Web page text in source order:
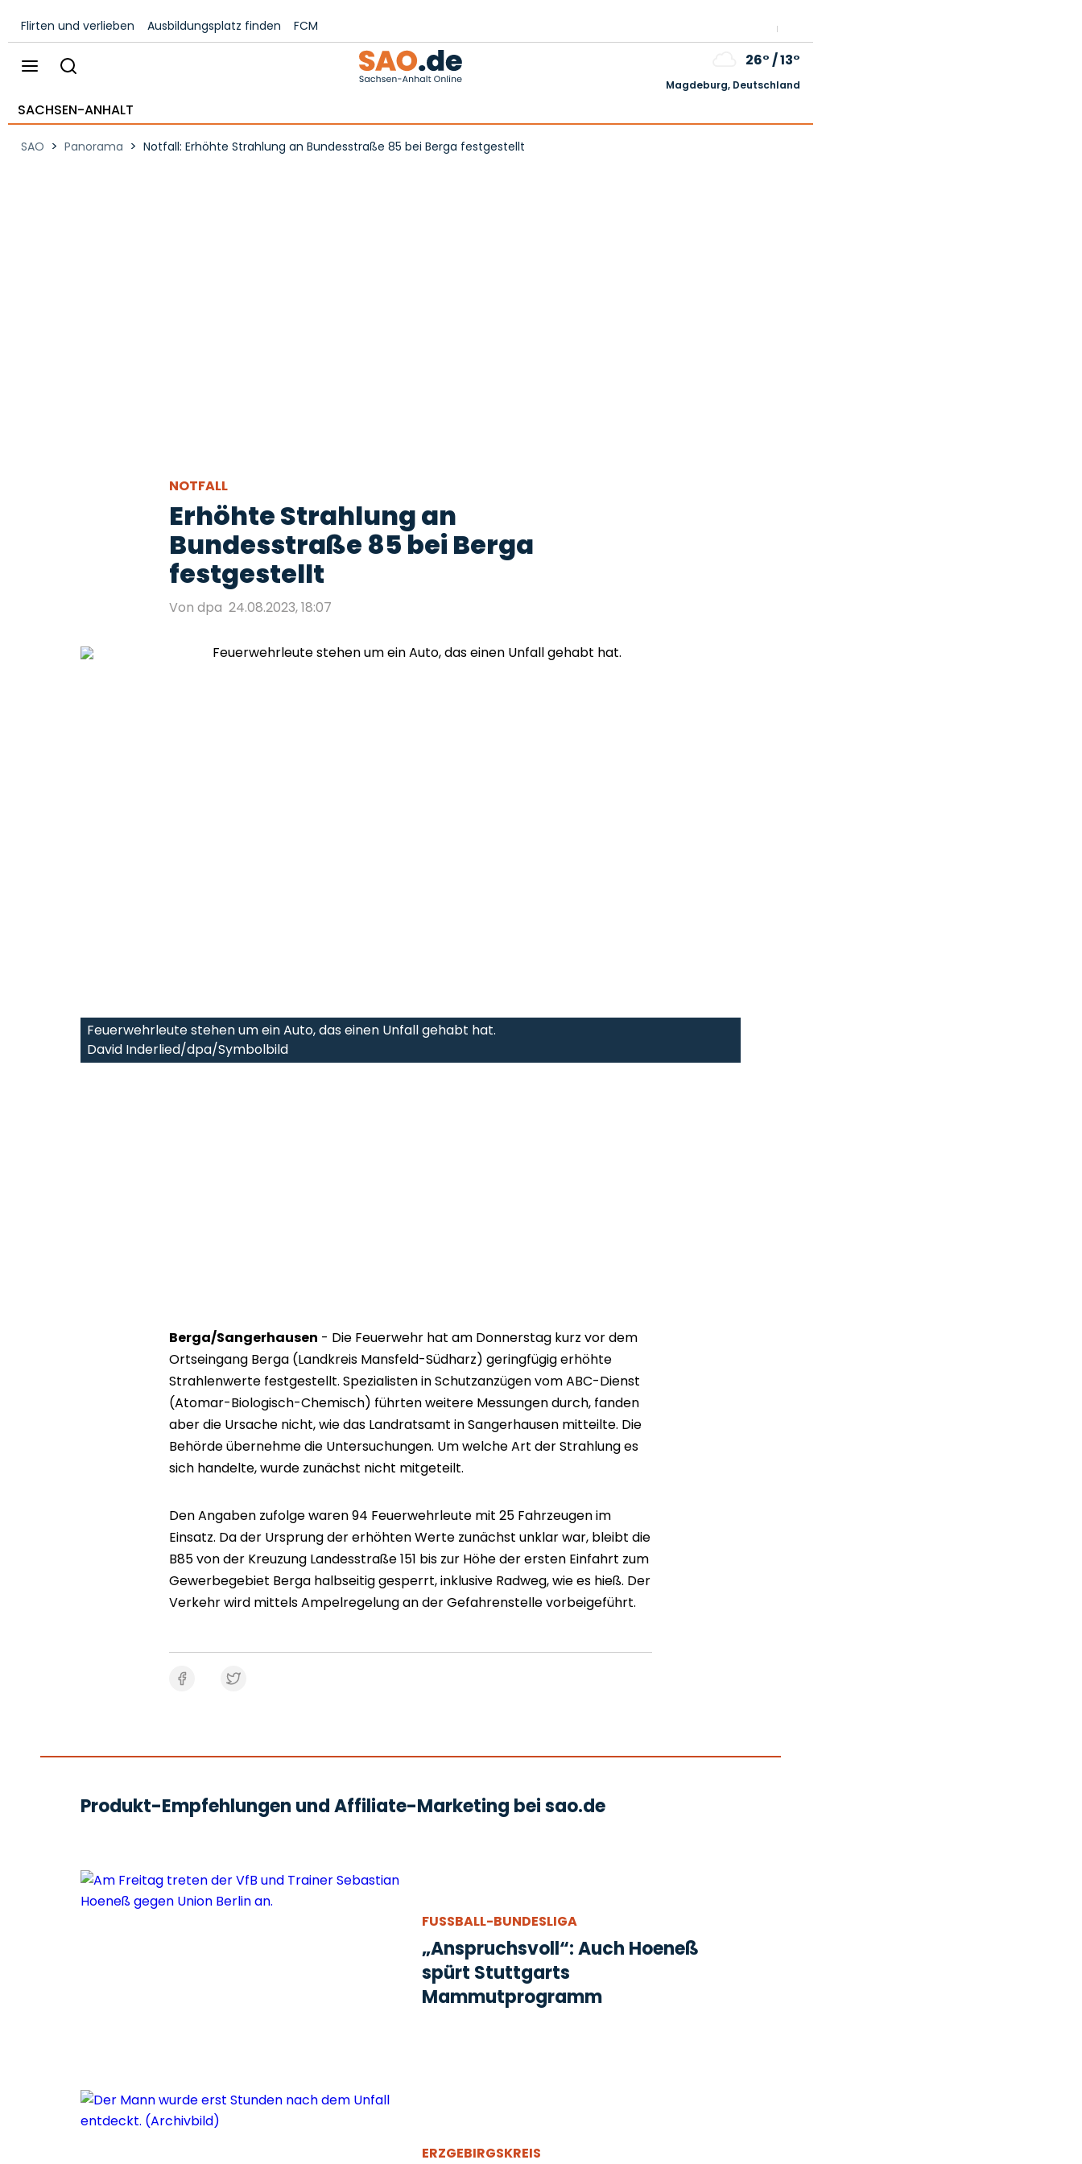
Flirten und verlieben Ausbildungsplatz finden FCM
26°/13°
Magdeburg, Deutschland
SACHSEN-ANHALT
SAO > Panorama > Notfall: Erhöhte Strahlung an Bundesstraße 85 bei Berga festgestellt
NOTFALL
Erhöhte Strahlung an
Bundesstraße 85 bei Berga
festgestellt
Von dpa 24.08.2023, 18:07
Feuerwehrleute stehen um ein Auto, das einen Unfall gehabt hat.
David Inderlied/dpa/Symbolbild
Berga/Sangerhausen - Die Feuerwehr hat am Donnerstag kurz vor dem
Ortseingang Berga (Landkreis Mansfeld-Südharz) geringfügig erhöhte
Strahlenwerte festgestellt. Spezialisten in Schutzanzügen vom ABC-Dienst
(Atomar-Biologisch-Chemisch) führten weitere Messungen durch, fanden
aber die Ursache nicht, wie das Landratsamt in Sangerhausen mitteilte. Die
Behörde übernehme die Untersuchungen. Um welche Art der Strahlung es
sich handelte, wurde zunächst nicht mitgeteilt.
Den Angaben zufolge waren 94 Feuerwehrleute mit 25 Fahrzeugen im
Einsatz. Da der Ursprung der erhöhten Werte zunächst unklar war, bleibt die
B85 von der Kreuzung Landesstraße 151 bis zur Höhe der ersten Einfahrt zum
Gewerbegebiet Berga halbseitig gesperrt, inklusive Radweg, wie es hieß. Der
Verkehr wird mittels Ampelregelung an der Gefahrenstelle vorbeigeführt.
Produkt-Empfehlungen und Affiliate-Marketing bei sao.de
FUSSBALL-BUNDESLIGA
„Anspruchsvoll“: Auch Hoeneß
spürt Stuttgarts
Mammutprogramm
ERZGEBIRGSKREIS